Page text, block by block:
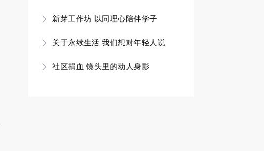
新芽工作坊 以同理心陪伴学子
关于永续生活 我们想对年轻人说
社区捐血 镜头里的动人身影